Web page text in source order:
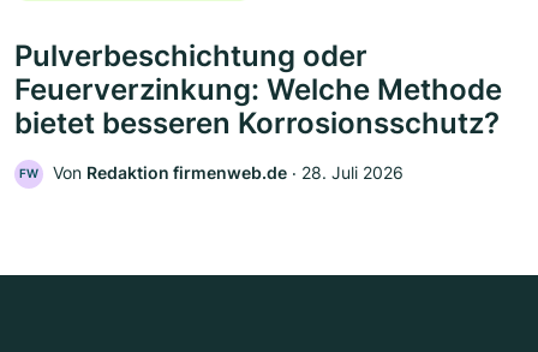
Pulverbeschichtung oder
Feuerverzinkung: Welche Methode
bietet besseren Korrosionsschutz?
FW Von Redaktion firmenweb.de ‧ 28. Juli 2026